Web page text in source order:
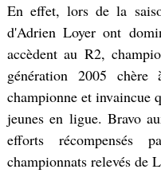
En effet, lors de la
d'Adrien Loyer ont
accèdent au R2,
génération 2005
championne et invaincue
jeunes en ligue. Bravo
efforts récompensés
championnats relevés de